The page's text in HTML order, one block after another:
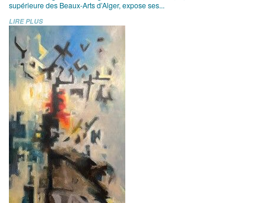
supérieure des Beaux-Arts d’Alger, expose ses...
LIRE PLUS